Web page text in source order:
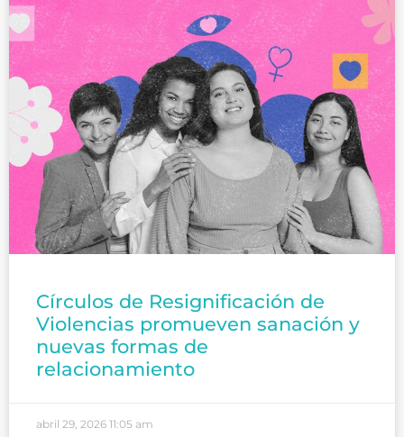
Círculos de Resignificación de
Violencias promueven sanación y
nuevas formas de
relacionamiento
abril 29, 2026 11:05 am